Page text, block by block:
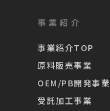
事業紹介
事業紹介TOP
原料販売事業
OEM/PB開発事業
受託加工事業